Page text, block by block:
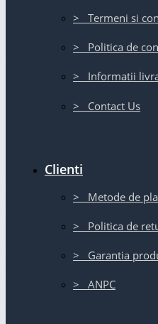
> Termeni si
> Politica de
> Informatii
> Contact Us
Clienti
> Metode de
> Politica de
> Garantia
> ANPC